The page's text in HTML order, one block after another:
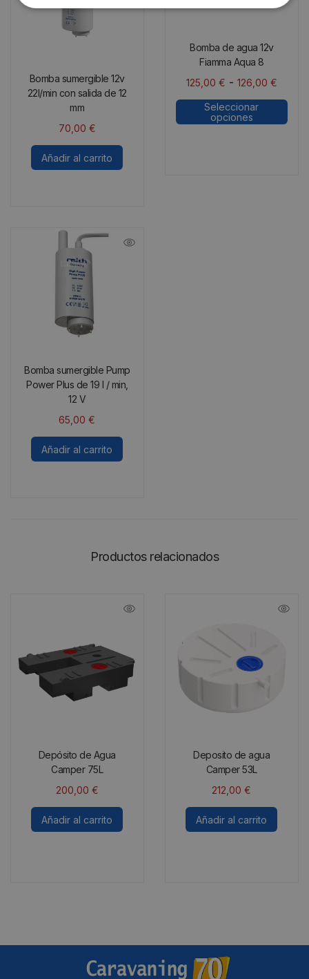
Bomba sumergible 12v
22l/min con salida de 12
mm
70,00 €
Añadir al carrito
Bomba de agua 12v
Fiamma Aqua 8
125,00 € - 126,00 €
Seleccionar
opciones
Bomba sumergible Pump
Power Plus de 19 l / min,
12 V
65,00€
Añadir al carrito
Productos relacionados
Depósito de Agua
Camper 75L
200,00 €
Añadir al carrito
Deposito de agua
Camper 53L
212,00€
Añadir al carrito